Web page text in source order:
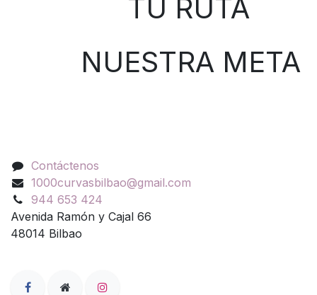
TU RUTA
NUESTRA META
Contáctenos
1000curvasbilbao@gmail.com
944 653 424
Avenida Ramón y Cajal 66
48014 Bilbao